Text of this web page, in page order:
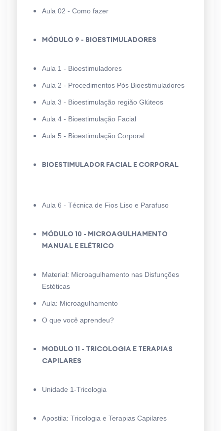
Aula 02 - Como fazer
MÓDULO 9 - BIOESTIMULADORES
Aula 1 - Bioestimuladores
Aula 2 - Procedimentos Pós Bioestimuladores
Aula 3 - Bioestimulação região Glúteos
Aula 4 - Bioestimulação Facial
Aula 5 - Bioestimulação Corporal
BIOESTIMULADOR FACIAL E CORPORAL
Aula 6 - Técnica de Fios Liso e Parafuso
MÓDULO 10 - MICROAGULHAMENTO
MANUAL E ELÉTRICO
Material: Microagulhamento nas Disfunções
Estéticas
Aula: Microagulhamento
O que você aprendeu?
MODULO 11 - TRICOLOGIA E TERAPIAS
CAPILARES
Unidade 1-Tricologia
Apostila: Tricologia e Terapias Capilares